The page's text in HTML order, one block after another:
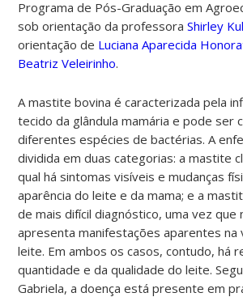
Programa de Pós-Graduação em
sob orientação da professoraShirley
orientação de Luciana Aparecida
Beatriz Veleirinho.
A mastite bovina é caracterizada pela
tecido da glândula mamária e pode ser
diferentes espécies de bactérias. A
dividida em duas categorias: a mastite
qual há sintomas visíveis e mudanças
aparência do leite e da mama; e a
de mais difícil diagnóstico, uma vez que
apresenta manifestações aparentes na
leite. Em ambos os casos, contudo, há
quantidade e da qualidade do leite.
Gabriela, a doença está presente em